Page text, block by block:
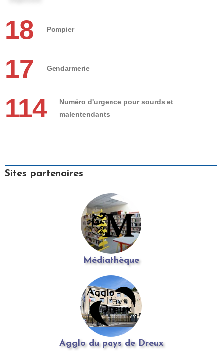
18 Pompier
17 Gendarmerie
114
Numéro d'urgence pour sourds et
malentendants
Sites partenaires
Médiathèque
Agglo du pays de Dreux